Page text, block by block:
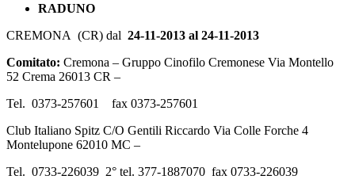
RADUNO
CREMONA (CR) dal 24-11-2013 al 24-11-2013
Comitato: Cremona – Gruppo Cinofilo Cremonese Via Montello
52 Crema 26013 CR –
Tel. 0373-257601 fax 0373-257601
Club Italiano Spitz C/O Gentili Riccardo Via Colle Forche 4
Montelupone 62010 MC –
Tel. 0733-226039 2° tel. 377-1887070 fax 0733-226039